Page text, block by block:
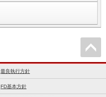
最良執行方針
FD基本方針